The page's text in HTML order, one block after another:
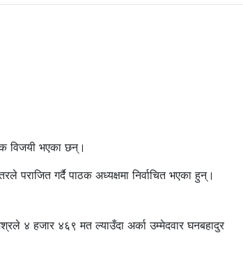
विजयी भएका छन्।
पराजित गर्दै पाठक अध्यक्षमा निर्वाचित भएका हुन्।
४ हजार ४६९ मत ल्याउँदा अर्का उम्मेदवार घनबहादुर